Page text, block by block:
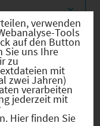
verwenden
Tools
auf den Button
Sie uns Ihre
zu
mit
zwei Jahren)
verarbeiten
jederzeit mit
Hier finden Sie